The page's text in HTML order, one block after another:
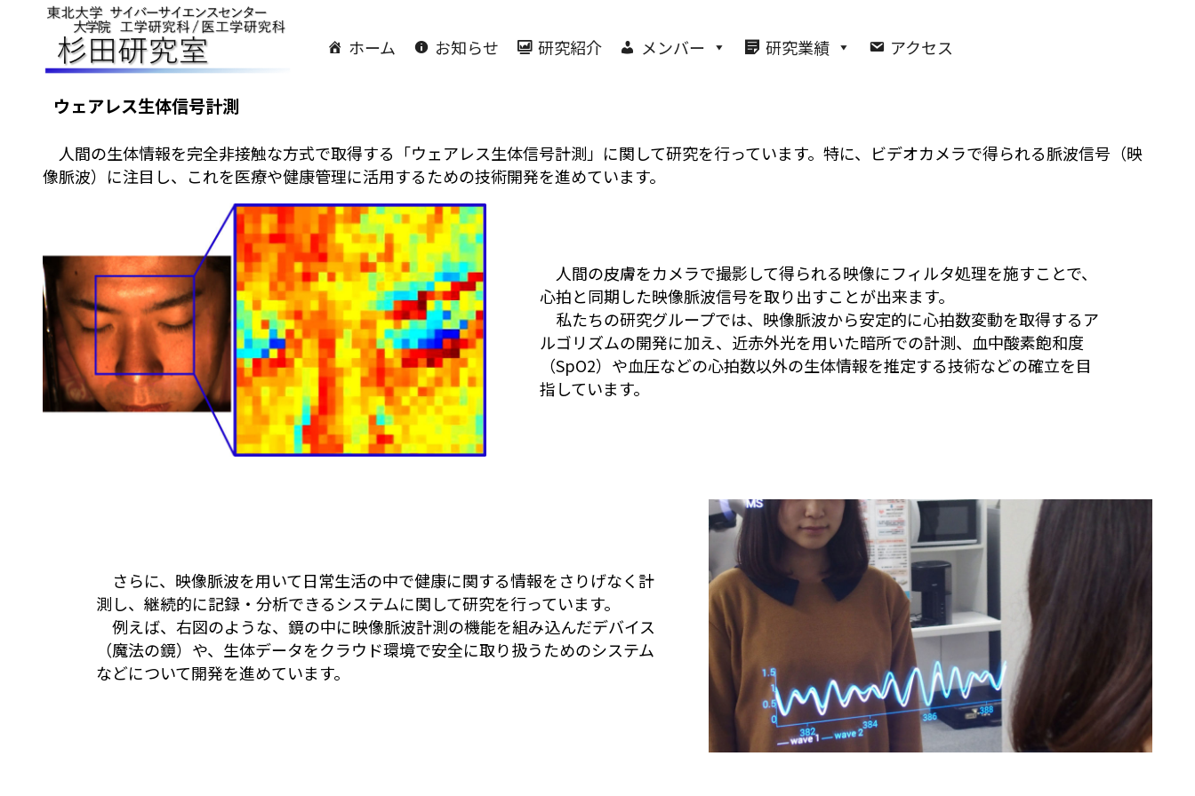
ホーム お知らせ 研究紹介 メンバー 研究業績 アクセス
ウェアレス生体信号計測
人間の生体情報を完全非接触な方式で取得する「ウェアレス生体信号計測」に関して研究を行っています。特に、ビデオカメラで得られる脈波信号（映
像脈波）に注目し、これを医療や健康管理に活用するための技術開発を進めています。
人間の皮膚をカメラで撮影して得られる映像にフィルタ処理を施すことで、
心拍と同期した映像脈波信号を取り出すことが出来ます。
私たちの研究グループでは、映像脈波から安定的に心拍数変動を取得するア
ルゴリズムの開発に加え、近赤外光を用いた暗所での計測、血中酸素飽和度
（SpO2）や血圧などの心拍数以外の生体情報を推定する技術などの確立を目
指しています。
さらに、映像脈波を用いて日常生活の中で健康に関する情報をさりげなく計
測し、継続的に記録・分析できるシステムに関して研究を行っています。
例えば、右図のような、鏡の中に映像脈波計測の機能を組み込んだデバイス
（魔法の鏡）や、生体データをクラウド環境で安全に取り扱うためのシステム
などについて開発を進めています。